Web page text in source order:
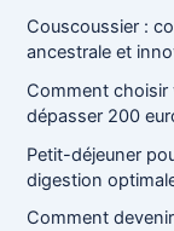
Couscoussier :
ancestrale et
Comment choisir
dépasser 200
Petit-déjeuner
digestion
Comment